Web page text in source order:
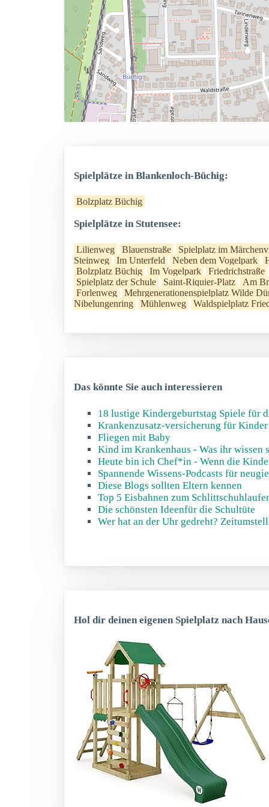
Spielplätze in Blankenloch-Büchig:
Bolzplatz Büchig
Spielplätze in Stutensee:
Lilienweg Blauenstraße
Spielplatz im
Steinweg
Im Unterfeld Neben dem Vogelpark
Bolzplatz Büchig
Im Vogelpark
Friedrichstraße
Spielplatz der Schule
Saint-Riquier-Platz
Am
Forlenweg
Mehrgenerationenspielplatz Wilde
Nibelungenring
Mühlenweg Waldspielplatz
Das könnte Sie auch interessieren
18 lustige Kindergeburtstag Spiele für
Krankenzusatz-versicherung für
Fliegen mit Baby
Kind im Krankenhaus - Was ihr wissen
Heute bin ich Chef*in - Wenn die
Spannende Wissens-Podcasts für
Diese Blogs sollten Eltern kennen
Top 5 Eisbahnen zum
Die schönsten Ideenfür die Schultüte
Wer hat an der Uhr gedreht?
Hol dir deinen eigenen Spielplatz nach